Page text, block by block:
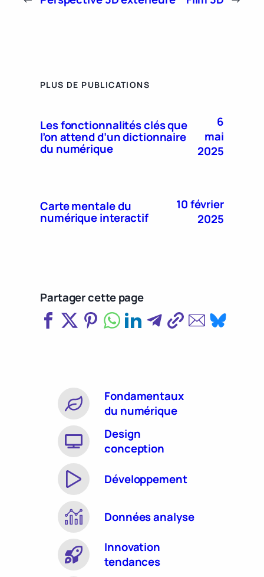
PLUS DE PUBLICATIONS
Les fonctionnalités clés que
l’on attend d’un dictionnaire
du numérique
6
mai
2025
Carte mentale du
numérique interactif
10 février
2025
Partager cette page
Fondamentaux
du numérique
Design
conception
Développement
Données analyse
Innovation
tendances